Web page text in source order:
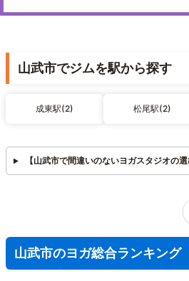
山武市でジムを駅から探す
成東駅(2) 松尾駅(2)
【山武市で間違いのないヨガスタジオの選
山武市のヨガ総合ランキング